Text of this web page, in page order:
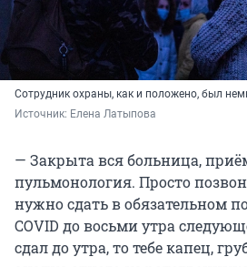
Сотрудник охраны, как и положено, был
Источник: Елена Латыпова
— Закрыта вся больница,
пульмонология. Просто
нужно сдать в обязательном
COVID до восьми утра
сдал до утра, то тебе капец,